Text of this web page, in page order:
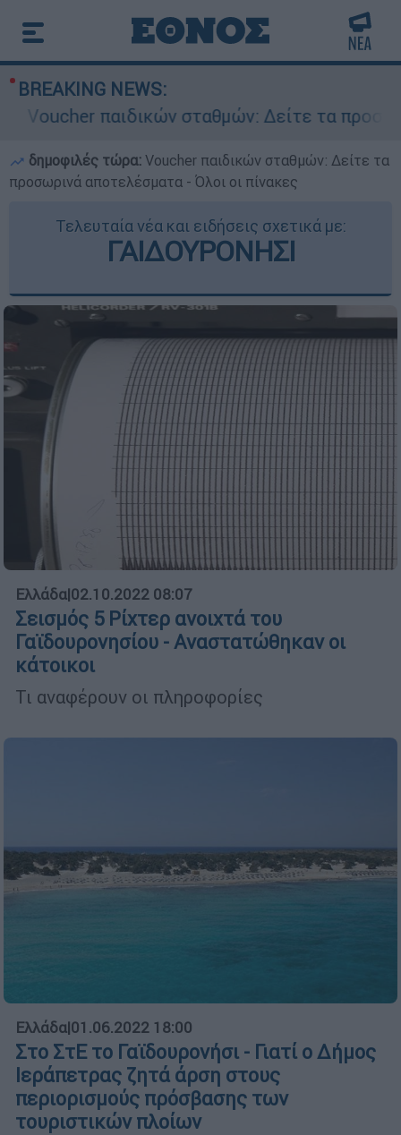
BREAKING NEWS:
παιδικών σταθμών: Δείτε τα προσωρινά
δημοφιλές τώρα: Voucher παιδικών σταθμών: Δείτε τα
προσωρινά αποτελέσματα - Όλοι οι πίνακες
Τελευταία νέα και ειδήσεις σχετικά με:
ΓΑΙΔΟΥΡΟΝΗΣΙ
Ελλάδα|02.10.2022 08:07
Σεισμός 5 Ρίχτερ ανοιχτά του
Γαϊδουρονησίου - Αναστατώθηκαν οι
κάτοικοι
Τι αναφέρουν οι πληροφορίες
Ελλάδα|01.06.2022 18:00
Στο ΣτΕ το Γαϊδουρονήσι - Γιατί ο Δήμος
Ιεράπετρας ζητά άρση στους
περιορισμούς πρόσβασης των
τουριστικών πλοίων